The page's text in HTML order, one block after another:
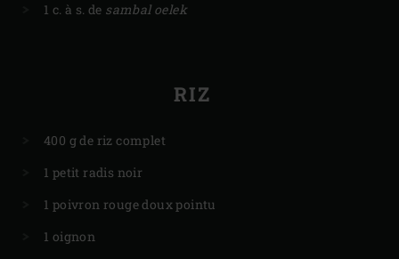
1 c. à s. de sambal oelek
RIZ
400 g de riz complet
1 petit radis noir
1 poivron rouge doux pointu
1 oignon